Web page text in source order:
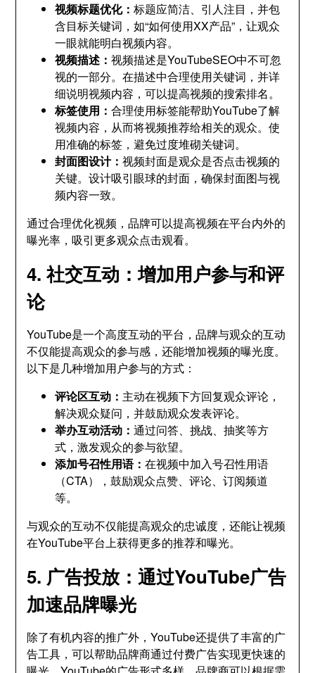
视频标题优化：标题应简洁、引人注目，并包
含目标关键词，如“如何使用XX产品”，让观众
一眼就能明白视频内容。
视频描述：视频描述是YouTubeSEO中不可忽
视的一部分。在描述中合理使用关键词，并详
细说明视频内容，可以提高视频的搜索排名。
标签使用：合理使用标签能帮助YouTube了解
视频内容，从而将视频推荐给相关的观众。使
用准确的标签，避免过度堆砌关键词。
封面图设计：视频封面是观众是否点击视频的
关键。设计吸引眼球的封面，确保封面图与视
频内容一致。
通过合理优化视频，品牌可以提高视频在平台内外的
曝光率，吸引更多观众点击观看。
4. 社交互动：增加用户参与和评
论
YouTube是一个高度互动的平台，品牌与观众的互动
不仅能提高观众的参与感，还能增加视频的曝光度。
以下是几种增加用户参与的方式：
评论区互动： 主动在视频下方回复观众评论，
解决观众疑问，并鼓励观众发表评论。
举办互动活动：通过问答、挑战、抽奖等方
式，激发观众的参与欲望。
添加号召性用语：在视频中加入号召性用语
（CTA），鼓励观众点赞、评论、订阅频道
等。
与观众的互动不仅能提高观众的忠诚度，还能让视频
在YouTube平台上获得更多的推荐和曝光。
5. 广告投放：通过YouTube广告
加速品牌曝光
除了有机内容的推广外，YouTube还提供了丰富的广
告工具，可以帮助品牌商通过付费广告实现更快速的